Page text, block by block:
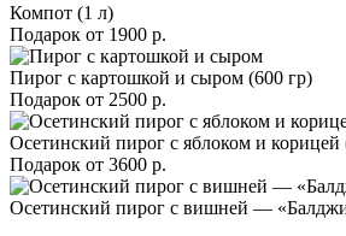
Компот (1 л)
Подарок от 1900 р.
Пирог с картошкой и сыром (600 гр)
Подарок от 2500 р.
Осетинский пирог с яблоком и корицей
Подарок от 3600 р.
Осетинский пирог с вишней —